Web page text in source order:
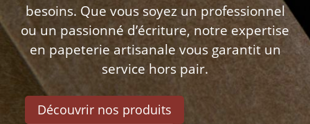
besoins. Que vous soyez un professionnel
ou un passionné d’écriture, notre expertise
en papeterie artisanale vous garantit un
service hors pair.
Découvrir nos produits